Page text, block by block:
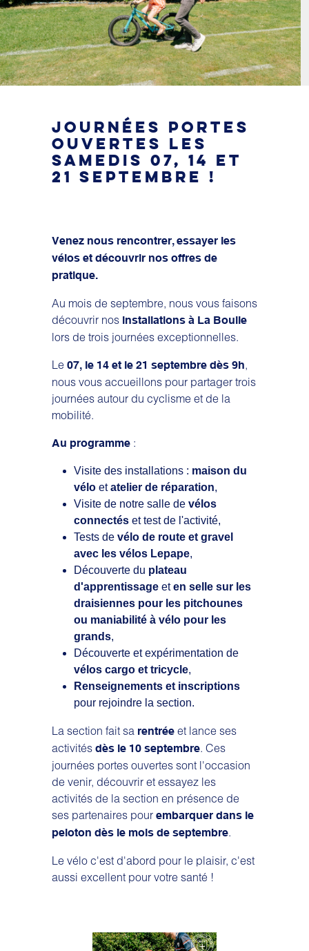
JOURNÉES PORTES
OUVERTES LES
SAMEDIS 07, 14 ET
21 SEPTEMBRE !
Venez nous rencontrer, essayer les
vélos et découvrir nos offres de
pratique.
Au mois de septembre, nous vous faisons
découvrir nos installations à La Boulie
lors de trois journées exceptionnelles.
Le 07, le 14 et le 21 septembre dès 9h,
nous vous accueillons pour partager trois
journées autour du cyclisme et de la
mobilité.
Au programme:
Visite des installations : maison du
véloetatelier de réparation,
Visite de notre salle de vélos
connectéset test de l'activité,
Tests de vélo de route et gravel
avec les vélos Lepape,
Découverte du plateau
d'apprentissageeten selle sur les
draisiennes pour les pitchounes
ou maniabilité à vélo pour les
grands,
Découverte et expérimentation de
vélos cargo et tricycle,
Renseignements et inscriptions
pour rejoindre la section.
La section fait sa rentréeet lance ses
activités dès le 10 septembre. Ces
journées portes ouvertes sont l'occasion
de venir, découvrir et essayez les
activités de la section en présence de
ses partenaires pour embarquer dans le
peloton dès le mois de septembre.
Le vélo c'est d'abord pour le plaisir, c'est
aussi excellent pour votre santé !